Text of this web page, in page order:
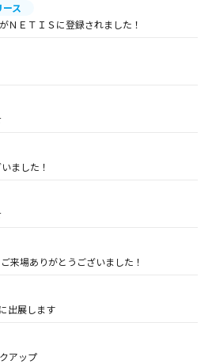
ース
ＮＥＴＩＳに登録されました！
ました！
来場ありがとうございました！
出展します
アップ